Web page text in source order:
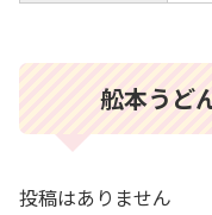
舩本うど
投稿はありません